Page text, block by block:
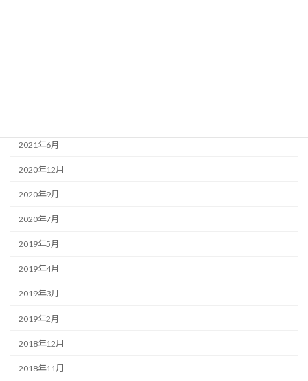
2021年6月
2020年12月
2020年9月
2020年7月
2019年5月
2019年4月
2019年3月
2019年2月
2018年12月
2018年11月